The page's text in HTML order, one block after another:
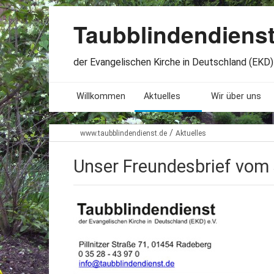
der Evangelischen Kirche in Deutschland (EKD)
Willkommen Aktuelles
Seminare. Termine
Stellenangebote
Freundesbriefe
Beteiligung
Wir über uns
Leitlinien
Geschichte
www.taubblindendienst.de / Aktuelles
Unser Freundesbrief